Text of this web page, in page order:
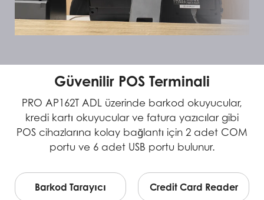
Güvenilir POS Terminali
PRO AP162T ADL üzerinde barkod okuyucular,
kredi kartı okuyucular ve fatura yazıcılar gibi
POS cihazlarına kolay bağlantı için 2 adet COM
portu ve 6 adet USB portu bulunur.
Barkod Tarayıcı Credit Card Reader